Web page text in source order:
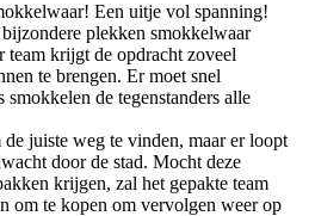
Een uitje vol spanning!
plekken smokkelwaar
team krijgt de opdracht zoveel
te brengen. Er moet snel
smokkelen de tegenstanders alle
juiste weg te vinden, maar er loopt
door de stad. Mocht deze
krijgen, zal het gepakte team
om te kopen om vervolgen weer op